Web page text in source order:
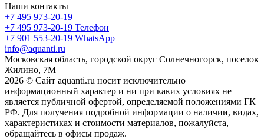
Наши контакты
+7 495 973-20-19
+7 495 973-20-19 Телефон
+7 901 553-20-19 WhatsApp
info@aquanti.ru
Московская область, городской округ Солнечногорск, поселок
Жилино, 7М
2026 © Сайт aquanti.ru носит исключительно
информационный характер и ни при каких условиях не
является публичной офертой, определяемой положениями ГК
РФ. Для получения подробной информации о наличии, видах,
характеристиках и стоимости материалов, пожалуйста,
обращайтесь в офисы продаж.